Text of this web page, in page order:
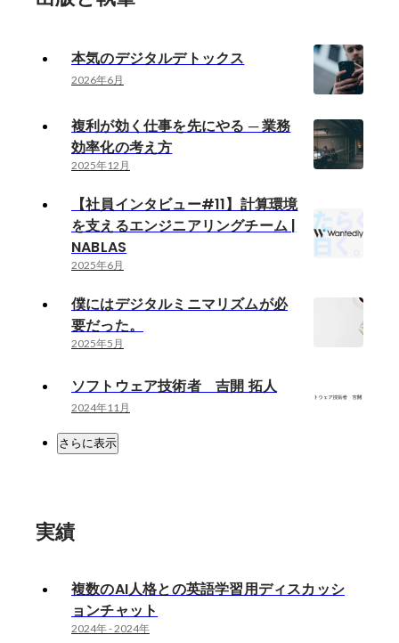
本気のデジタルデトックス
2026年6月
複利が効く仕事を先にやる ─ 業務
効率化の考え方
2025年12月
【社員インタビュー#11】計算環境
を支えるエンジニアリングチーム |
NABLAS
2025年6月
僕にはデジタルミニマリズムが必
要だった。
2025年5月
ソフトウェア技術者 吉開 拓人
2024年11月
さらに表示
実績
複数のAI人格との英語学習用ディスカッシ
ョンチャット
2024年-2024年